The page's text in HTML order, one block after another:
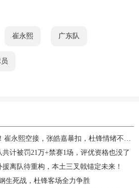
崔永熙 广东队
永熙空接，张皓嘉暴扣，杜锋情绪不错！
计被罚21万+禁赛1场，评优资格也没了
离队待重构，本土三叉戟锚定未来！
生死战，杜锋客场全力争胜